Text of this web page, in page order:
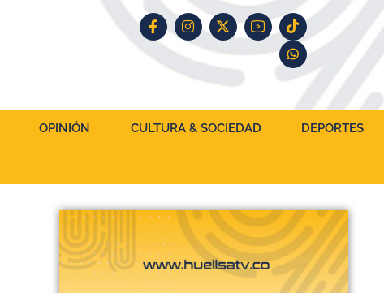
OPINIÓN CULTURA & SOCIEDAD DEPORTES